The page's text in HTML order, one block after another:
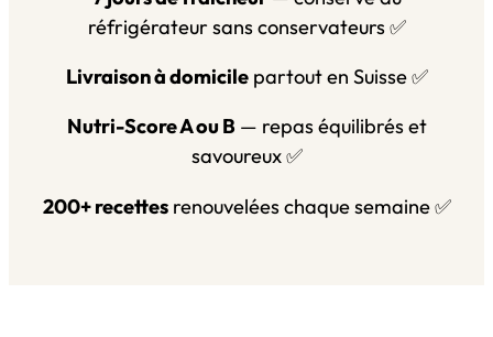
réfrigérateur sans conservateurs ✅
Livraison à domicilepartout en Suisse ✅
Nutri-Score A ou B— repas équilibrés et
savoureux ✅
200+ recettesrenouvelées chaque semaine ✅